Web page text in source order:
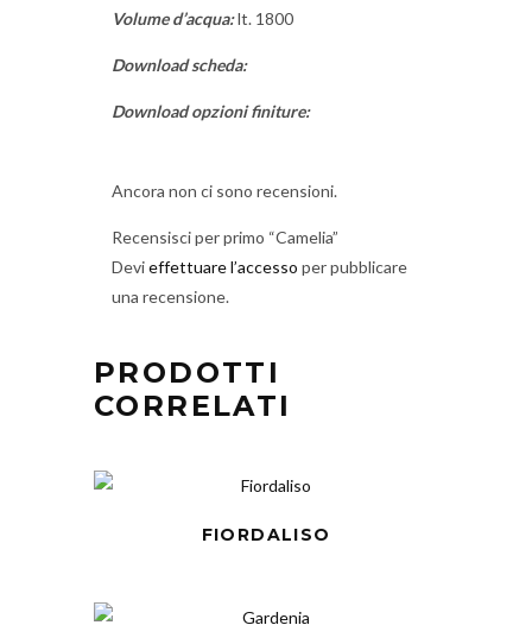
Volume d’acqua:lt. 1800
Download scheda:
Download opzioni finiture:
Ancora non ci sono recensioni.
Recensisci per primo “Camelia”
Devieffettuare l’accesso per pubblicare
una recensione.
PRODOTTI
CORRELATI
FIORDALISO